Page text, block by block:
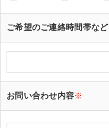
ご希望のご連絡時間帯など
お問い合わせ内容※